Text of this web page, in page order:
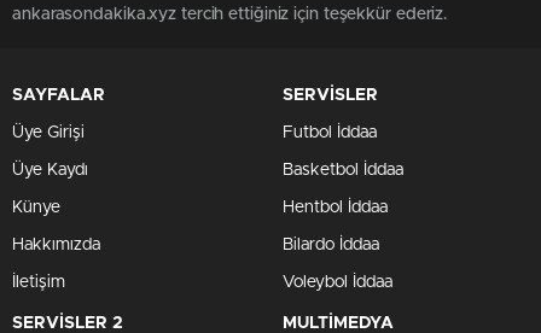
ankarasondakika.xyz tercih ettiğiniz için teşekkür ederiz.
SAYFALAR
Üye Girişi
Üye Kaydı
Künye
Hakkımızda
İletişim
SERVİSLER
Futbol İddaa
Basketbol İddaa
Hentbol İddaa
Bilardo İddaa
Voleybol İddaa
SERVİSLER 2 MULTİMEDYA